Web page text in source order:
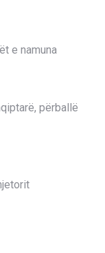
e namuna
përballë